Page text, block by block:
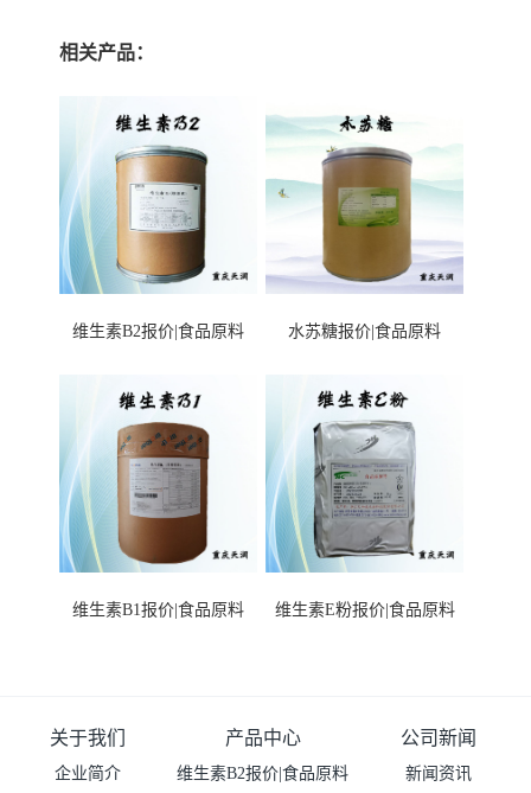
相关产品：
维生素B2报价|食品原料 水苏糖报价|食品原料
维生素B1报价|食品原料 维生素E粉报价|食品原料
关于我们
企业简介
产品中心
维生素B2报价|食品原料
公司新闻
新闻资讯